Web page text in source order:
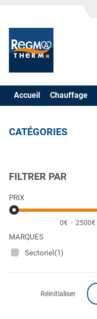
Accueil Chauffage
CATÉGORIES
FILTRER PAR
PRIX
0€ - 2500€
MARQUES
Sectoriel(1)
Réinitialiser